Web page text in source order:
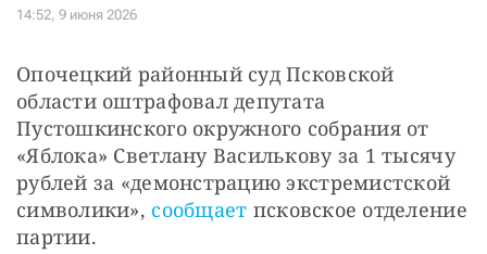
Опочецкий районный суд Псковской
области оштрафовал депутата
Пустошкинского окружного собрания от
«Яблока» Светлану Василькову за 1 тысячу
рублей за «демонстрацию экстремистской
символики», сообщает псковское отделение
партии.